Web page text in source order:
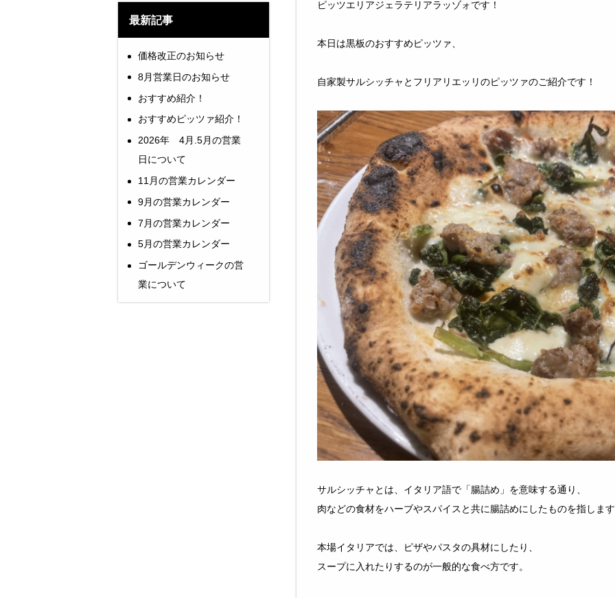
最新記事
価格改正のお知らせ
8月営業日のお知らせ
おすすめ紹介！
おすすめピッツァ紹介！
2026年 4月.5月の営業
日について
11月の営業カレンダー
9月の営業カレンダー
7月の営業カレンダー
5月の営業カレンダー
ゴールデンウィークの営
業について
ピッツエリアジェラテリアラッゾォです！
本日は黒板のおすすめピッツァ、
自家製サルシッチャとフリアリエッリのピッツァのご紹介です！
サルシッチャとは、イタリア語で「腸詰め」を意味する通り、
肉などの食材をハーブやスパイスと共に腸詰めにしたものを指しま
本場イタリアでは、ピザやパスタの具材にしたり、
スープに入れたりするのが一般的な食べ方です。